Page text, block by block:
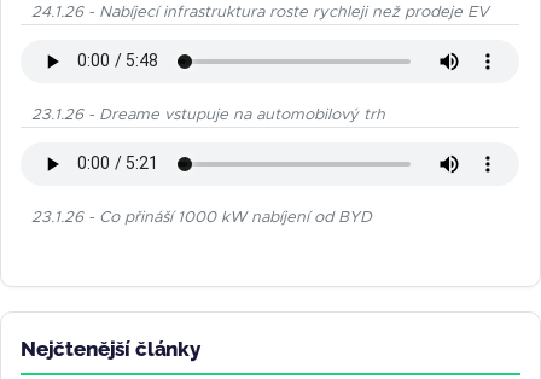
24.1.26 - Nabíjecí infrastruktura roste rychleji než prodeje EV
23.1.26 - Dreame vstupuje na automobilový trh
23.1.26 - Co přináší 1000 kW nabíjení od BYD
Nejčtenější články